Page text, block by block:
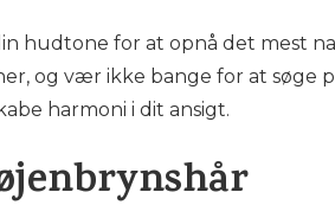
hudtone for at opnå det mest
og vær ikke bange for at søge
harmoni i dit ansigt.